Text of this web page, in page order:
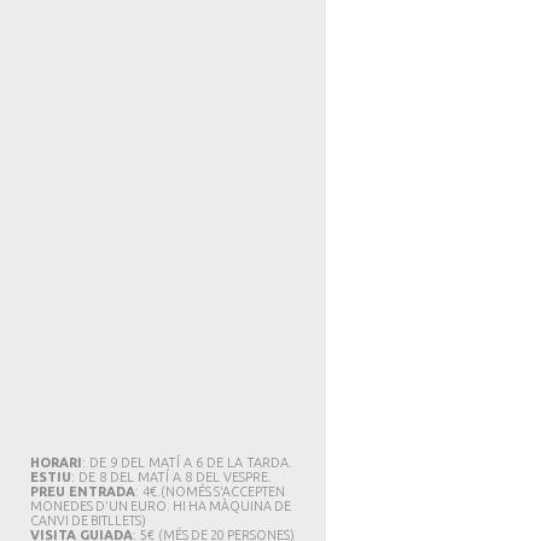
HORARI: DE 9 DEL MATÍ A 6 DE LA TARDA.
ESTIU: DE 8 DEL MATÍ A 8 DEL VESPRE.
PREU ENTRADA: 4€. (NOMÉS S'ACCEPTEN
MONEDES D'UN EURO. HI HA MÀQUINA DE
CANVI DE BITLLETS)
VISITA GUIADA: 5€ (MÉS DE 20 PERSONES)